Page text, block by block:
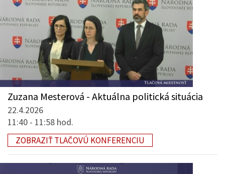
Zuzana Mesterová - Aktuálna politická situácia
22.4.2026
11:40 - 11:58 hod.
ZOBRAZIŤ TLAČOVÚ KONFERENCIU